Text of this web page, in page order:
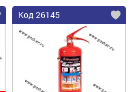
Код 26145